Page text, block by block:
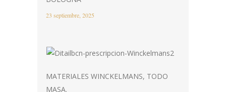
23 septiembre, 2025
MATERIALES WINCKELMANS, TODO
MASA.